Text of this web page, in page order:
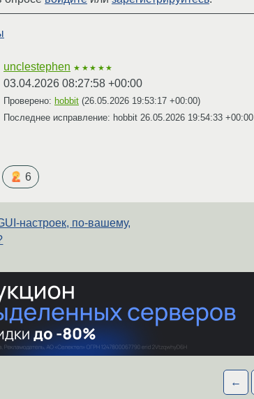
unclestephen ★★★★★
03.04.2026 08:27:58 +00:00
Проверено: hobbit (26.05.2026 19:53:17 +00:00)
Последнее исправление: hobbit 26.05.2026 19:54:33 +00:00
6
настроек, по-вашему,
←